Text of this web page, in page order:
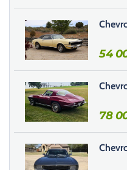
c
h
a
m
p
v
i
d
e
.
54
78